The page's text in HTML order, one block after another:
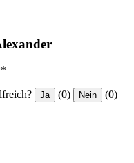
Ja (0) Nein (0)